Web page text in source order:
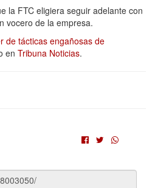
la FTC eligiera seguir adelante con
vocero de la empresa.
de tácticas engañosas de
en Tribuna Noticias.